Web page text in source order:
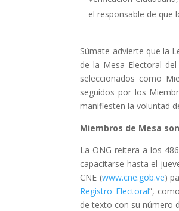
el responsable de que
Súmate advierte que la
de la Mesa Electoral
seleccionados como
seguidos por los
manifiesten la voluntad
Miembros de Mesa
La ONG reitera a los
capacitarse hasta el
CNE (www.cne.gob.ve)
Registro Electoral”,
de texto con su número